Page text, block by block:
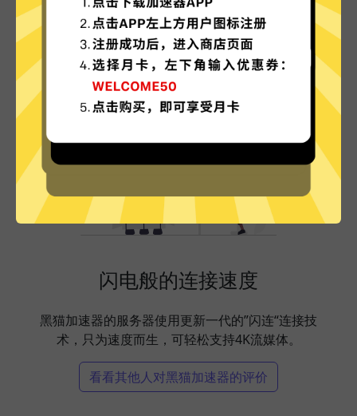
黑猫加速器的特色
闪电般的连接速度
黑猫加速器的服务器使用更新一代的”闪连“连接技
术，只为速度而生，可轻松支持4K流媒体。
看看其他人对黑猫加速器的评价